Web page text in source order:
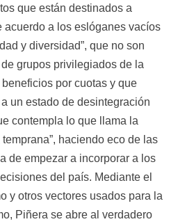
que están destinados a
acuerdo a los eslóganes vacíos
y diversidad”, que no son
grupos privilegiados de la
por cuotas y que
un estado de desintegración
contempla lo que llama la
haciendo eco de las
de empezar a incorporar a los
del país. Mediante el
y otros vectores usados para la
Piñera se abre al verdadero